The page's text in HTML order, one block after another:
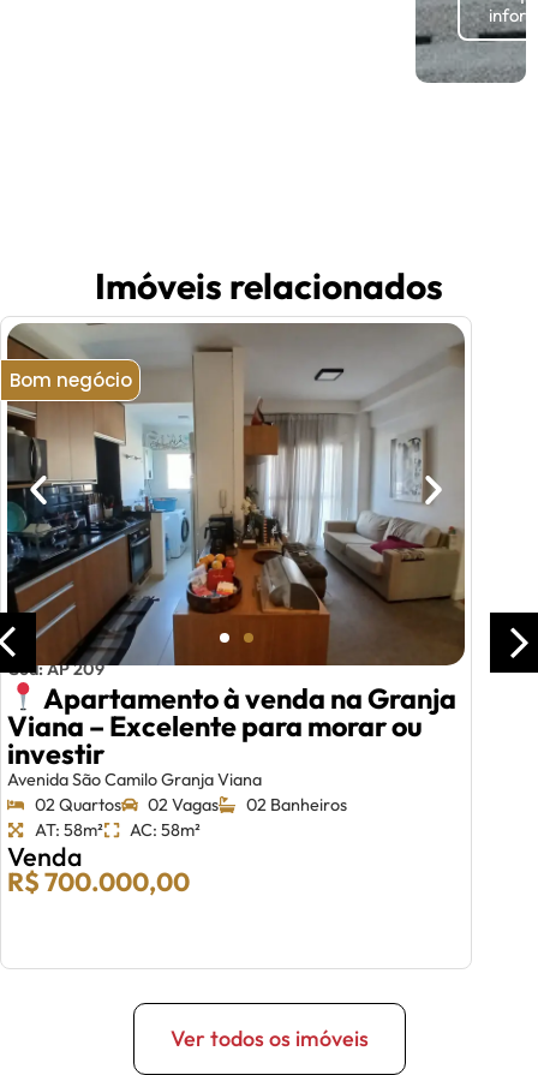
Imóveis relacionados
Bom negócio
Cód: AP 209
Apartamento à venda na Granja
Viana – Excelente para morar ou
investir
Avenida São Camilo Granja Viana
02 Quartos
02 Vagas
02 Banheiros
AT: 58m²
AC: 58m²
Venda
R$ 700.000,00
Ver todos os imóveis